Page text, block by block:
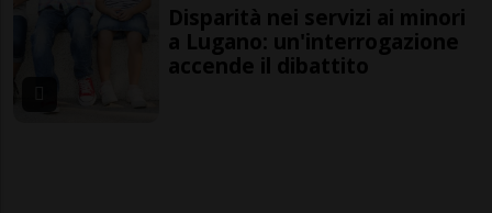
Disparità nei servizi ai minori
a Lugano: un'interrogazione
accende il dibattito